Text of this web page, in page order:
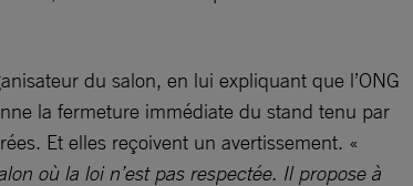
du salon, en lui expliquant que l’ONG
la fermeture immédiate du stand tenu par
Et elles reçoivent un avertissement. «
où la loi n’est pas respectée. Il propose à